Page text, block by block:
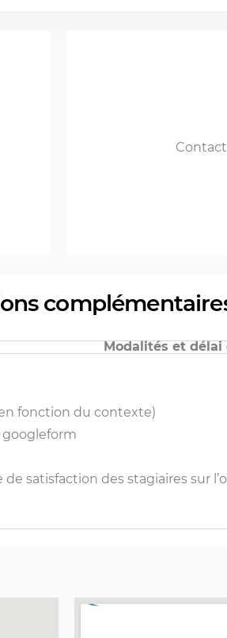
Modalités et délai
fonction du contexte)
googleform
satisfaction des stagiaires sur